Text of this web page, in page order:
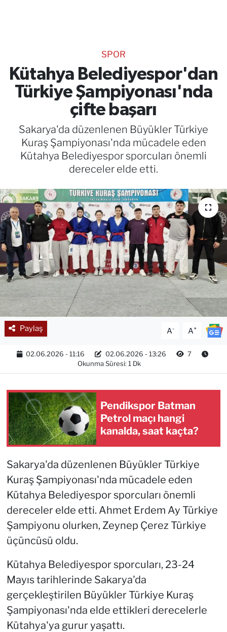
SPOR
Kütahya Belediyespor'dan
Türkiye Şampiyonası'nda
çifte başarı
Sakarya'da düzenlenen Büyükler Türkiye
Kuraş Şampiyonası'nda mücadele eden
Kütahya Belediyespor sporcuları önemli
dereceler elde etti.
Paylaş A- A+
02.06.2026 - 11:16 02.06.2026 - 13:26
7
Okunma Süresi: 1 Dk
Pendikspor Batman
Petrol maçı hangi
kanalda, saat kaçta?
Sakarya'da düzenlenen Büyükler Türkiye
Kuraş Şampiyonası'nda mücadele eden
Kütahya Belediyespor sporcuları önemli
dereceler elde etti. Ahmet Erdem Ay Türkiye
Şampiyonu olurken, Zeynep Çerez Türkiye
üçüncüsü oldu.
Kütahya Belediyespor sporcuları, 23-24
Mayıs tarihlerinde Sakarya'da
gerçekleştirilen Büyükler Türkiye Kuraş
Şampiyonası'nda elde ettikleri derecelerle
Kütahya'ya gurur yaşattı.
RESMİ İLANLAR
Gencsesfm Canlı Dinle